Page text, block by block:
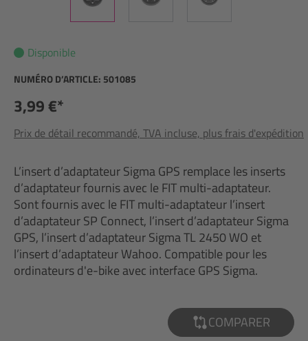
Disponible
NUMÉRO D’ARTICLE: 501085
3,99 €*
Prix de détail recommandé, TVA incluse, plus frais d'expédition
L’insert d’adaptateur Sigma GPS remplace les inserts
d’adaptateur fournis avec le FIT multi-adaptateur.
Sont fournis avec le FIT multi-adaptateur l’insert
d’adaptateur SP Connect, l’insert d’adaptateur Sigma
GPS, l’insert d’adaptateur Sigma TL 2450 WO et
l’insert d’adaptateur Wahoo. Compatible pour les
ordinateurs d'e-bike avec interface GPS Sigma.
COMPARER